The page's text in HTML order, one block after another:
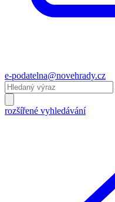
e-podatelna@novehrady.cz
rozšířené vyhledávání